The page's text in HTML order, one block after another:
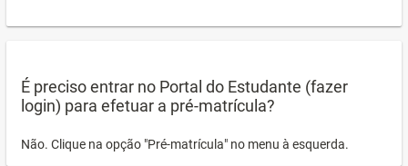
É preciso entrar no Portal do Estudante (fazer
login) para efetuar a pré-matrícula?
Não. Clique na opção "Pré-matrícula" no menu à esquerda.